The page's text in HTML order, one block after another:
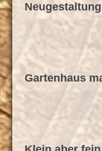
Gartenhaus